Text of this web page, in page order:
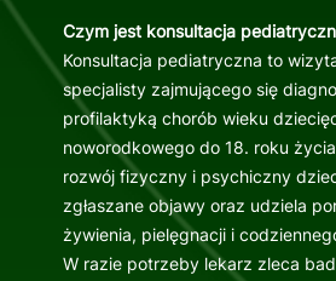
Czym jest konsultacja
Konsultacja pediatryczna to
specjalisty zajmującego się
profilaktyką chorób wieku
noworodkowego do 18. roku
rozwój fizyczny i psychiczny
zgłaszane objawy oraz udziela
żywienia, pielęgnacji i
W razie potrzeby lekarz zleca